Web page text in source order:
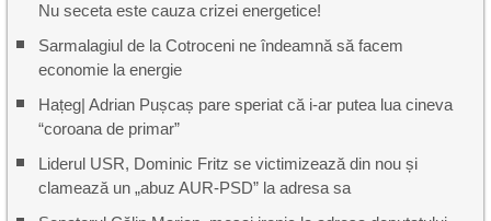
Nu seceta este cauza crizei energetice!
Sarmalagiul de la Cotroceni ne îndeamnă să facem
economie la energie
Hațeg| Adrian Pușcaș pare speriat că i-ar putea lua cineva
“coroana de primar”
Liderul USR, Dominic Fritz se victimizează din nou și
clamează un „abuz AUR-PSD” la adresa sa